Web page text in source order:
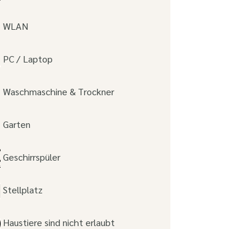
WLAN
PC / Laptop
Waschmaschine & Trockner
Garten
Geschirrspüler
Stellplatz
Haustiere sind nicht erlaubt